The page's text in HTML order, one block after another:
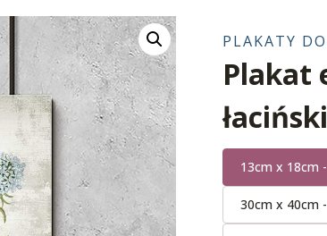
PLAKATY
Plakat
13cm x 18cm
30cm x 40cm